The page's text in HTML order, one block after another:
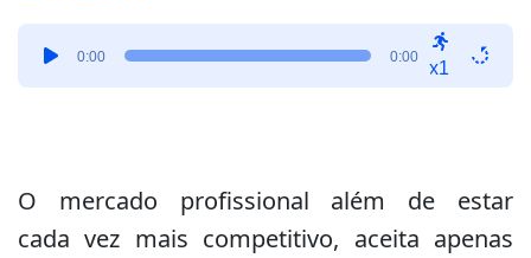
0:00 0:00
x1
O mercado profissional além de estar
cada vez mais competitivo, aceita apenas